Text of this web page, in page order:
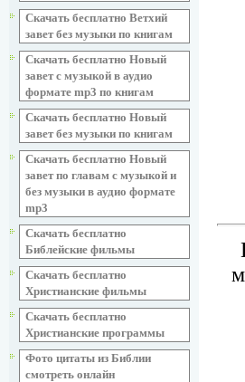
Скачать бесплатно Ветхий
завет без музыки по книгам
Скачать бесплатно Новый
завет с музыкой в аудио
формате mp3 по книгам
Скачать бесплатно Новый
завет без музыки по книгам
Скачать бесплатно Новый
завет по главам с музыкой и
без музыки в аудио формате
mp3
Скачать бесплатно
Библейские фильмы
Скачать бесплатно
Христианские фильмы
Скачать бесплатно
Христианские программы
Фото цитаты из Библии
смотреть онлайн